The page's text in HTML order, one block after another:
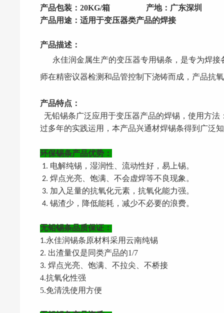
产品包装：20KG/箱
产地：广东深圳
产品用途：适用于变压器类产品的焊接
产品描述：
永佳润金属生产的变压器专用锡条，是专为焊接
师在精密议器检测和品管控制下浇铸而成，产品抗
产品特点：
无铅锡条广泛应用于变压器产品的焊锡，使用方
过多年的实践运用，本产品兴通材焊锡条得到广泛
环保锡条产品优势：
1. 电解纯锡，湿润性、流动性好，易上锡。
2. 焊点光亮、饱满、不会虚焊等不良现象。
3. 加入足量的抗氧化元素，抗氧化能力强。
4. 锡渣少，降低能耗，减少不必要的浪费。
无铅锡条品质保证：
1.永佳润锡条原材料采用云南纯锡
2. 出渣量仅是同类产品的1/7
3. 焊点光亮、饱满、不拉尖、不桥接
4.抗氧化性强
5.免清洗使用方便